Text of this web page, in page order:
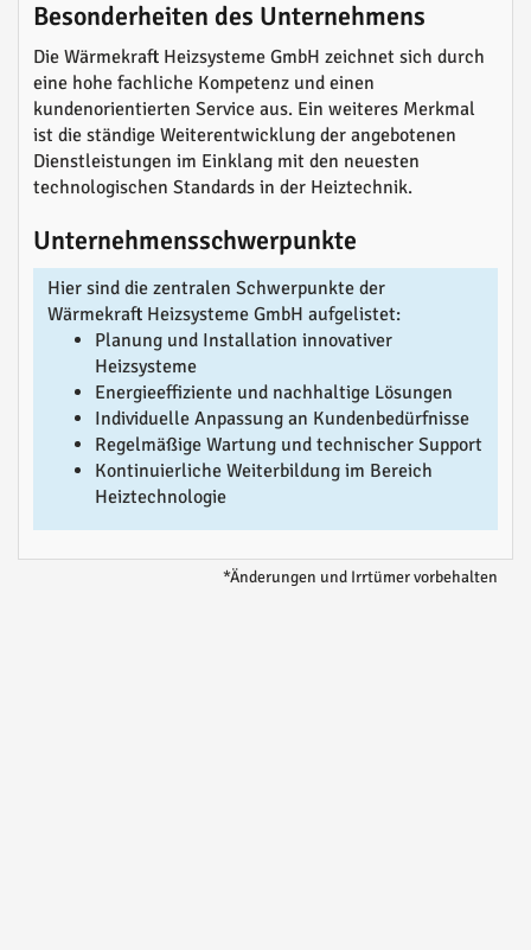
Besonderheiten des Unternehmens
Die Wärmekraft Heizsysteme GmbH zeichnet sich durch
eine hohe fachliche Kompetenz und einen
kundenorientierten Service aus. Ein weiteres Merkmal
ist die ständige Weiterentwicklung der angebotenen
Dienstleistungen im Einklang mit den neuesten
technologischen Standards in der Heiztechnik.
Unternehmensschwerpunkte
Hier sind die zentralen Schwerpunkte der
Wärmekraft Heizsysteme GmbH aufgelistet:
Planung und Installation innovativer
Heizsysteme
Energieeffiziente und nachhaltige Lösungen
Individuelle Anpassung an Kundenbedürfnisse
Regelmäßige Wartung und technischer Support
Kontinuierliche Weiterbildung im Bereich
Heiztechnologie
*Änderungen und Irrtümer vorbehalten